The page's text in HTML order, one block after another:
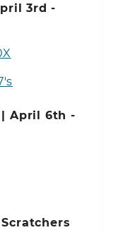
3rd -
April 6th -